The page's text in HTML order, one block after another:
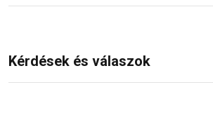
Kérdések és válaszok